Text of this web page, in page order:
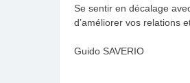
Se sentir en décalage
d’améliorer vos relations
Guido SAVERIO